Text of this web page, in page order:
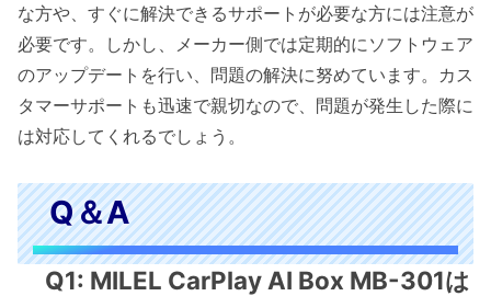
な方や、すぐに解決できるサポートが必要な方には注意が
必要です。しかし、メーカー側では定期的にソフトウェア
のアップデートを行い、問題の解決に努めています。カス
タマーサポートも迅速で親切なので、問題が発生した際に
は対応してくれるでしょう。
Q＆A
Q1: MILEL CarPlay AI Box MB-301は